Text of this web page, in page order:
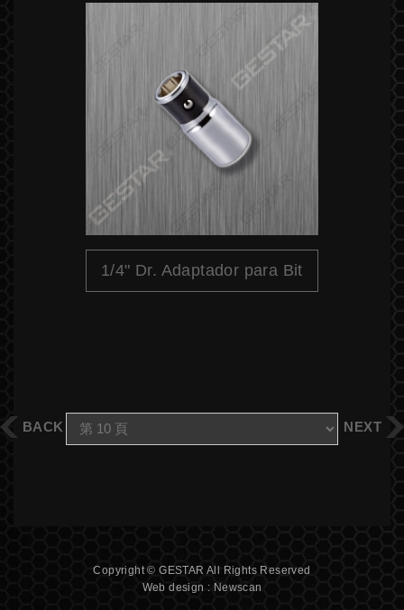
1/4" Dr. Adaptador para Bit
BACK NEXT
Copyright © GESTAR All Rights Reserved
Web design : Newscan